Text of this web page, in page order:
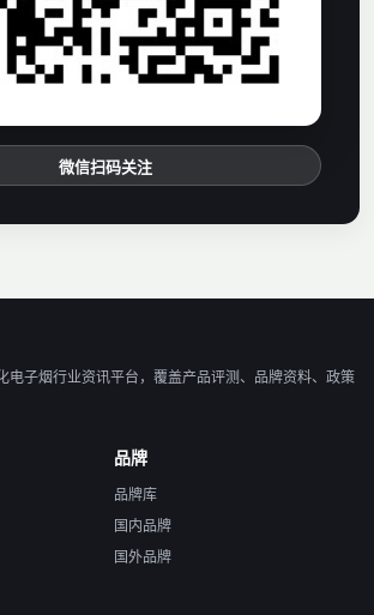
微信扫码关注
电子烟行业资讯平台，覆盖产品评测、品牌资料、政策
品牌
品牌库
国内品牌
国外品牌